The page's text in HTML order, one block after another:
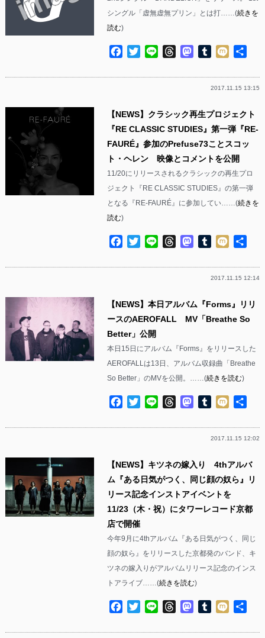
シングル「虚無虚無プリン」とは打……(続きを
読む)
Facebook
TwitterLine ThreadsMastodon
Tumblr
Mixi
2017.11.15 13:15
【NEWS】クラシック再生プロジェクト
『RE CLASSIC STUDIES』第一弾『RE-
FAURÉ』参加のPrefuse73ことスコッ
ト・ヘレン 映像とコメントを公開
11/20にリリースされるクラシックの再生プロ
ジェクト『RE CLASSIC STUDIES』の第一弾
となる『RE-FAURÉ』に参加してい……(続きを
読む)
Facebook
TwitterLine ThreadsMastodon
Tumblr
Mixi
2017.11.15 12:14
【NEWS】本日アルバム『Forms』リリ
ースのAEROFALL MV「Breathe So
Better」公開
本日15日にアルバム『Forms』をリリースした
AEROFALLは13日、アルバム収録曲「Breathe
So Better」のMVを公開。……(続きを読む)
Facebook
TwitterLine ThreadsMastodon
Tumblr
Mixi
2017.11.15 12:02
【NEWS】キツネの嫁入り 4thアルバ
ム『ある日気がつく、同じ顔の奴ら』リ
リース記念インストアイベントを
11/23（木・祝）にタワーレコード京都
店で開催
今年9月に4thアルバム『ある日気がつく、同じ
顔の奴ら』をリリースした京都発のバンド、キ
ツネの嫁入りがアルバムリリース記念のインス
トアライブ……(続きを読む)
Facebook
TwitterLine ThreadsMastodon
Tumblr
Mixi